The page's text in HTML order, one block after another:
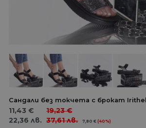
Сандали без токчета с брокат Irithell
11,43 €
22,36 лв.
19,23€
37,61лв. 7,80€ (40%)